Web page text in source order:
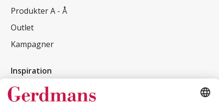
Produkter A - Å
Outlet
Kampagner
Inspiration
Kundereferencer